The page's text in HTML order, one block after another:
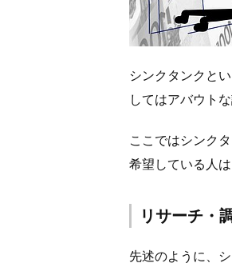
シンクタンクと
してはアバウト
ここではシンク
希望している人
リサーチ・
先述のように、